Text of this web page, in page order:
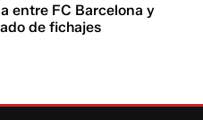
entre FC Barcelona y
de fichajes